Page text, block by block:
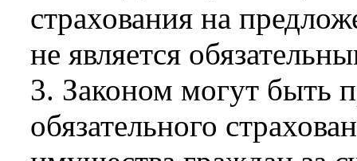
страхования на
не является
3. Законом могут быть
обязательного